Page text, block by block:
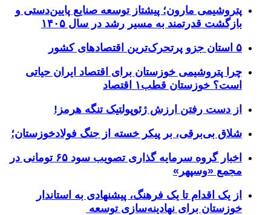
پتروشیمی مارون؛ پیشتاز توسعه صنایع پایین‌دستی و
بازگشت قدرتمند به مسیر رشد در سال ۱۴۰۵
۵ استان جزو پرتحرک‌ترین اقتصاد‌های کشور
چرا پتروشیمی خوزستان برای اقتصاد ایران حیاتی
است؟ خوزستان قطب۱ اقتصاد
از دست رفتن ارزش ژئوپولتیک تنگه هرمز!
شلاق‌ بی‌برقی، بر پیکر خسته‌ از جنگ فولادخوزستان؛
اخبار گروه سرمایه گذاری تصویب سود ۶۵ تومانی در
مجمع «وسپهر»
از یک اقدام تا یک فرهنگ، پیشنهادی به استاندار
خوزستان برای نهادینه‌سازی توسعه